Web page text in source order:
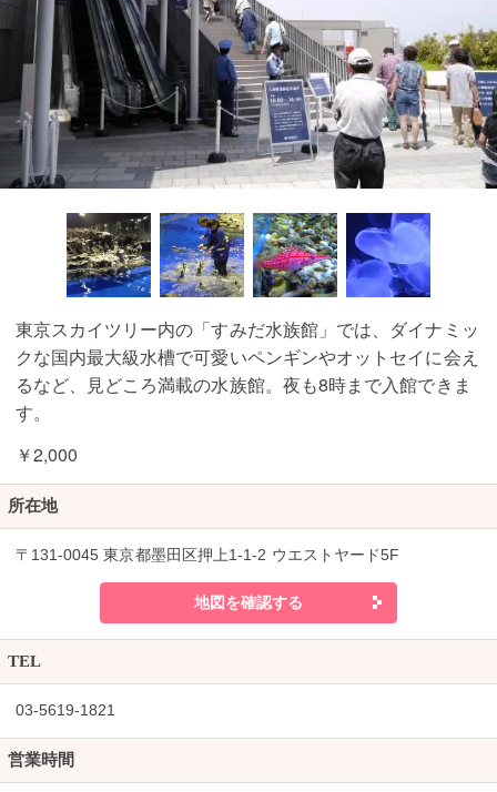
東京スカイツリー内の「すみだ水族館」では、ダイナミッ
クな国内最大級水槽で可愛いペンギンやオットセイに会え
るなど、見どころ満載の水族館。夜も8時まで入館できま
す。
￥2,000
所在地
〒131-0045 東京都墨田区押上1-1-2 ウエストヤード5F
地図を確認する
TEL
03-5619-1821
営業時間